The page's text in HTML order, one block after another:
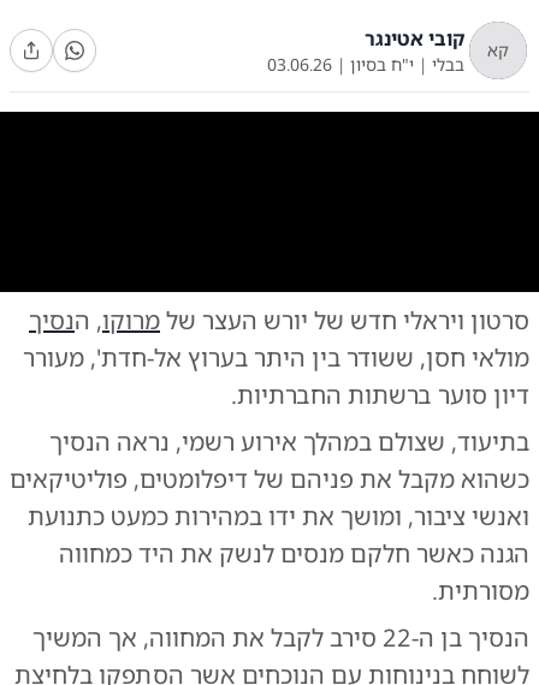
קא קובי אטינגר
בבלי | י"ח בסיון |
03.06.26
צילום:צילום: רשתות חברתיותסרטון ויראלי חדש של יורש העצר שלמרוקו, הנסיך
מולאי חסן, ששודר בין היתר בערוץ אל-חדת', מעורר
דיון סוער ברשתות החברתיות.
בתיעוד, שצולם במהלך אירוע רשמי, נראה הנסיך
כשהוא מקבל את פניהם של דיפלומטים, פוליטיקאים
ואנשי ציבור, ומושך את ידו במהירות כמעט כתנועת
הגנה כאשר חלקם מנסים לנשק את היד כמחווה
מסורתית.
​הנסיך בן ה-22 סירב לקבל את המחווה, אך המשיך
לשוחח בנינוחות עם הנוכחים אשר הסתפקו בלחיצת